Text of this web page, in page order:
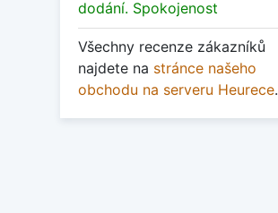
dodání. Spokojenost
Všechny recenze zákazníků
najdete na stránce našeho
obchodu na serveru Heurece.